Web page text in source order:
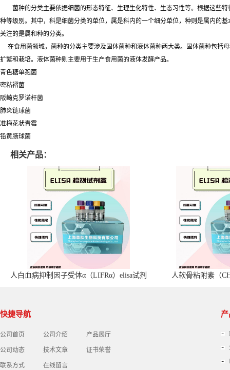
菌种的分类主要依据细菌的形态特征、生理生化特性、生态习性等。根据这些特
种等级别。其中，科是细菌分类的单位，属是科内的一个细分单位，种则是属内的
关注的是属和种的分类。
在食用菌领域，菌种的分类主要涉及固体菌种和液体菌种两大类。固体菌种包括
扩繁和栽培。液体菌种则主要用于生产食用菌的液体发酵产品。
青色糖单孢菌
密粘褶菌
阪崎克罗诺杆菌
肺炎链球菌
准梅花状青霉
铅黄肠球菌
相关产品：
人白血病抑制因子受体α（LIFRα）elisa试剂
人软骨粘附素（
快捷导航
公司首页 公司介绍 产品展厅
公司动态 技术文章 证书荣誉
联系方式 在线留言